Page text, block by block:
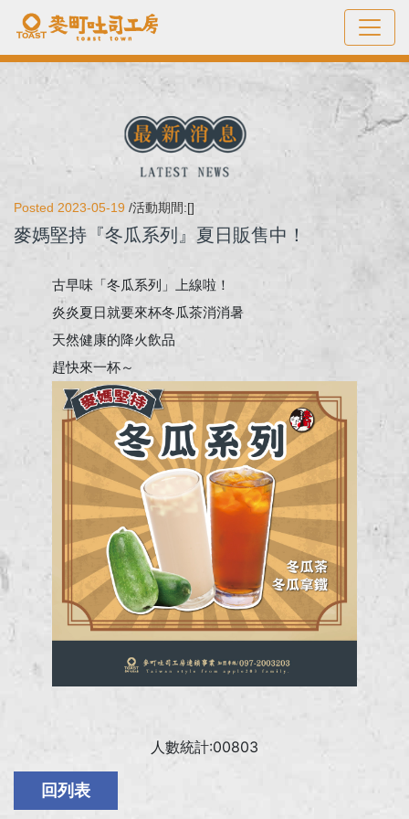
Posted 2023-05-19 /活動期間:[]
麥媽堅持『冬瓜系列』夏日販售中！
古早味「冬瓜系列」上線啦！
炎炎夏日就要來杯冬瓜茶消消暑
天然健康的降火飲品
趕快來一杯～
人數統計:00803